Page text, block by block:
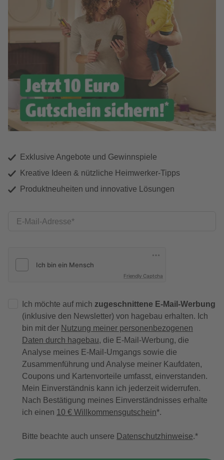
Exklusive Angebote und Gewinnspiele
Kreative Ideen & nützliche Heimwerker-Tipps
Produktneuheiten und innovative Lösungen
E-Mail-Adresse
Friendly Captcha
Ich möchte auf mich zugeschnittene E-Mail-Werbung
(inklusive den Newsletter) von hagebau erhalten. Ich
bin mit der Nutzung meiner personenbezogenen
Daten durch hagebau, die E-Mail-Werbung, die
Analyse meines E-Mail-Umgangs sowie die
Zusammenführung und Analyse meiner Kaufdaten,
Coupons und Kartenvorteile umfasst, einverstanden.
Mein Einverständnis kann ich jederzeit widerrufen.
Nach Bestätigung meines Einverständnisses erhalte
ich einen 10 € Willkommensgutschein*.
Bitte beachte auch unsere Datenschutzhinweise.